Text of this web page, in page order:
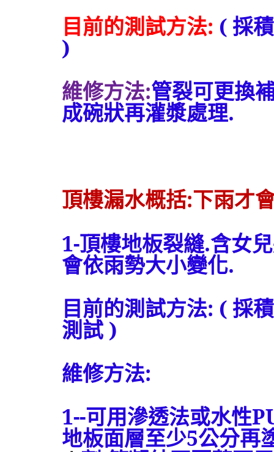
目前的測試方法: ( 採
)
維修方法:管裂可更換
成碗狀再灌漿處理.
頂樓漏水概括:下雨才
1-頂樓地板裂縫.含女
會依雨勢大小變化.
目前的測試方法: ( 採
測試 )
維修方法:
1--可用滲透法或水性
地板面層至少5公分再